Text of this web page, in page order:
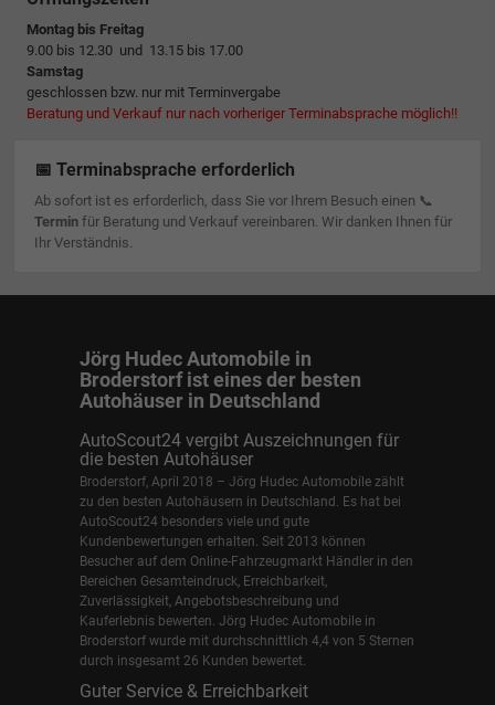
Montag bis Freitag
9.00 bis 12.30 und 13.15 bis 17.00
Samstag
geschlossen bzw. nur mit Terminvergabe
Beratung und Verkauf nur nach vorheriger Terminabsprache möglich!!
📅 Terminabsprache erforderlich
Ab sofort ist es erforderlich, dass Sie vor Ihrem Besuch einen 📞
Terminfür Beratung und Verkauf vereinbaren. Wir danken Ihnen für
Ihr Verständnis.
Jörg Hudec Automobile in
Broderstorf ist eines der besten
Autohäuser in Deutschland
AutoScout24 vergibt Auszeichnungen für
die besten Autohäuser
Broderstorf, April 2018 – Jörg Hudec Automobile zählt
zu den besten Autohäusern in Deutschland. Es hat bei
AutoScout24 besonders viele und gute
Kundenbewertungen erhalten. Seit 2013 können
Besucher auf dem Online-Fahrzeugmarkt Händler in den
Bereichen Gesamteindruck, Erreichbarkeit,
Zuverlässigkeit, Angebotsbeschreibung und
Kauferlebnis bewerten. Jörg Hudec Automobile in
Broderstorf wurde mit durchschnittlich 4,4 von 5 Sternen
durch insgesamt 26 Kunden bewertet.
Guter Service & Erreichbarkeit